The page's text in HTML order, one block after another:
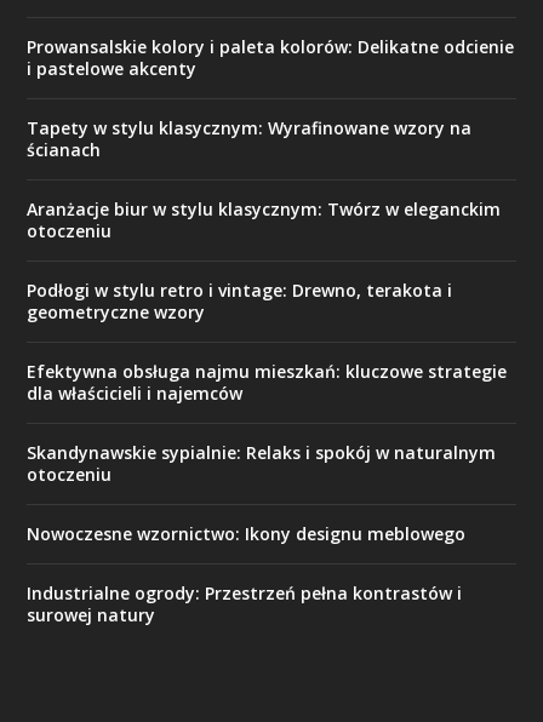
Prowansalskie kolory i paleta kolorów: Delikatne odcienie
i pastelowe akcenty
Tapety w stylu klasycznym: Wyrafinowane wzory na
ścianach
Aranżacje biur w stylu klasycznym: Twórz w eleganckim
otoczeniu
Podłogi w stylu retro i vintage: Drewno, terakota i
geometryczne wzory
Efektywna obsługa najmu mieszkań: kluczowe strategie
dla właścicieli i najemców
Skandynawskie sypialnie: Relaks i spokój w naturalnym
otoczeniu
Nowoczesne wzornictwo: Ikony designu meblowego
Industrialne ogrody: Przestrzeń pełna kontrastów i
surowej natury